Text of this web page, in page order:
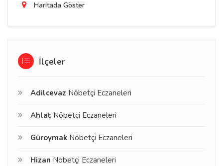
Haritada Göster
İlçeler
Adilcevaz Nöbetçi Eczaneleri
Ahlat Nöbetçi Eczaneleri
Güroymak Nöbetçi Eczaneleri
Hizan Nöbetçi Eczaneleri